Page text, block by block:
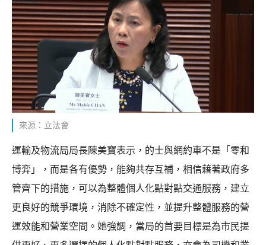
來源：立法會
運輸及物流局局長陳美寶表示，的士與網約車不是「零和
博弈」，而是各有優勢，能夠共存互補，相信藉著政府多
管齊下的措施，可以為整體個人化點對點交通服務，建立
更良好的競爭環境，消除不確定性，並提升整體服務的營
運效能和營業空間。她強調，當局的首要目標是為市民提